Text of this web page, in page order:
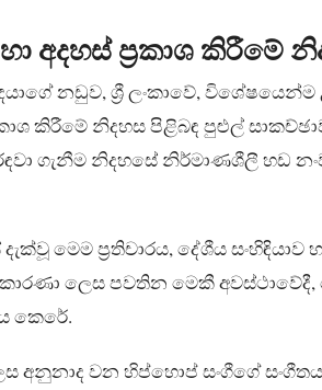
අදහස් ප්‍රකාශ කිරීමේ
නඩුව, ශ්‍රී ලංකාවේ,
කිරීමේ නිදහස පිළිබඳ පුළුල්
ගැනීම නිදහසේ නිර්මාණශීලී හඩ
මෙම ප්‍රතිචාරය, දේශීය සංහිඳියාව
කාරණා ලෙස පවතින මෙකී
කෙරේ.
අනුනාද වන හිප්හොප් සංගීගේ